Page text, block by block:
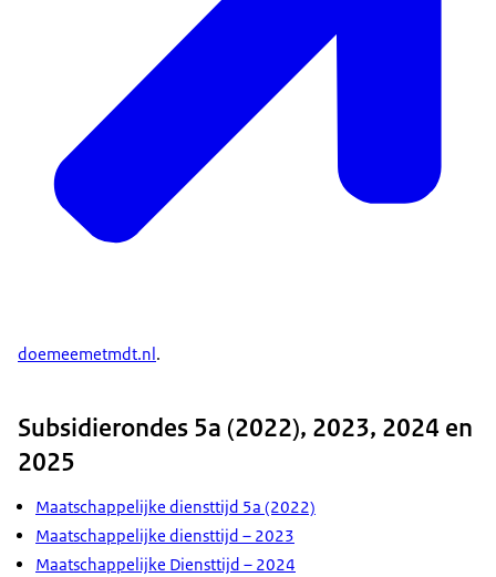
doemeemetmdt.nl.
Subsidierondes 5a (2022), 2023, 2024 en
2025
Maatschappelijke diensttijd 5a (2022)
Maatschappelijke diensttijd – 2023
Maatschappelijke Diensttijd – 2024